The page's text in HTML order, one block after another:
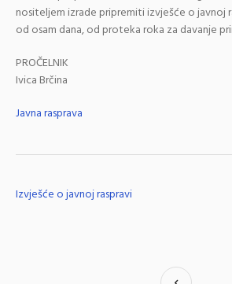
nositeljem izrade pripremiti izvješće o javnoj
od osam dana, od proteka roka za davanje
PROČELNIK
Ivica Brčina
Javna rasprava
Izvješće o javnoj raspravi